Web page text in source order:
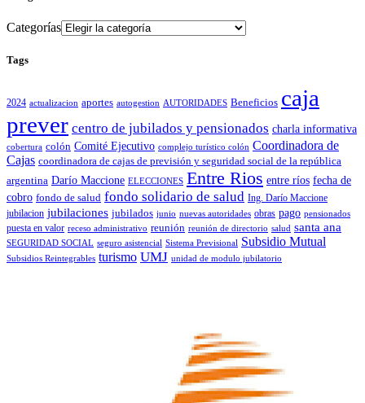
Categorías
Tags
2024 actualizacion aportes autogestion AUTORIDADES Beneficios caja
prever centro de jubilados y pensionados charla informativa
cobertura colón Comité Ejecutivo complejo turístico colón Coordinadora de
Cajas coordinadora de cajas de previsión y seguridad social de la república
argentina Darío Maccione ELECCIONES Entre Rios entre ríos fecha de
cobro fondo de salud fondo solidario de salud Ing. Darío Maccione
jubilacion jubilaciones jubilados junio nuevas autoridades obras pago pensionados
puesta en valor receso administrativo reunión reunión de directorio salud santa ana
SEGURIDAD SOCIAL seguro asistencial Sistema Previsional Subsidio Mutual
Subsidios Reintegrables turismo UMJ unidad de modulo jubilatorio